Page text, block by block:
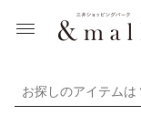
お探しのアイテムは